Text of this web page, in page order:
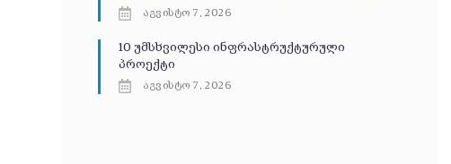
აგვისტო 7, 2026
10 უმსხვილესი ინფრასტრუქტურული
პროექტი
აგვისტო 7, 2026